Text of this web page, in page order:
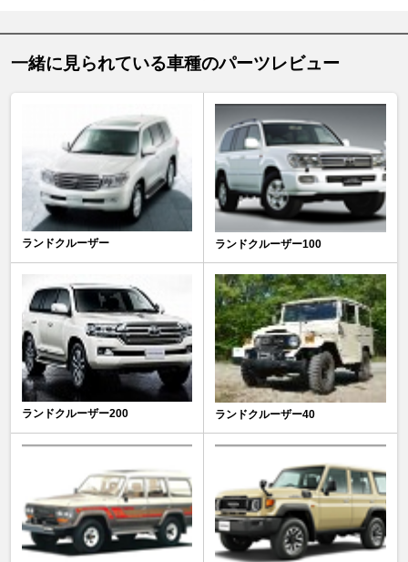
一緒に見られている車種のパーツレビュー
ランドクルーザー ランドクルーザー100
ランドクルーザー200 ランドクルーザー40